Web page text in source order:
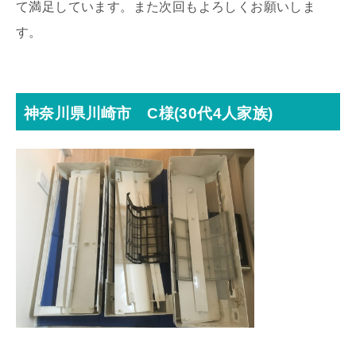
て満足しています。また次回もよろしくお願いしま
す。
神奈川県川崎市 C様(30代4人家族)